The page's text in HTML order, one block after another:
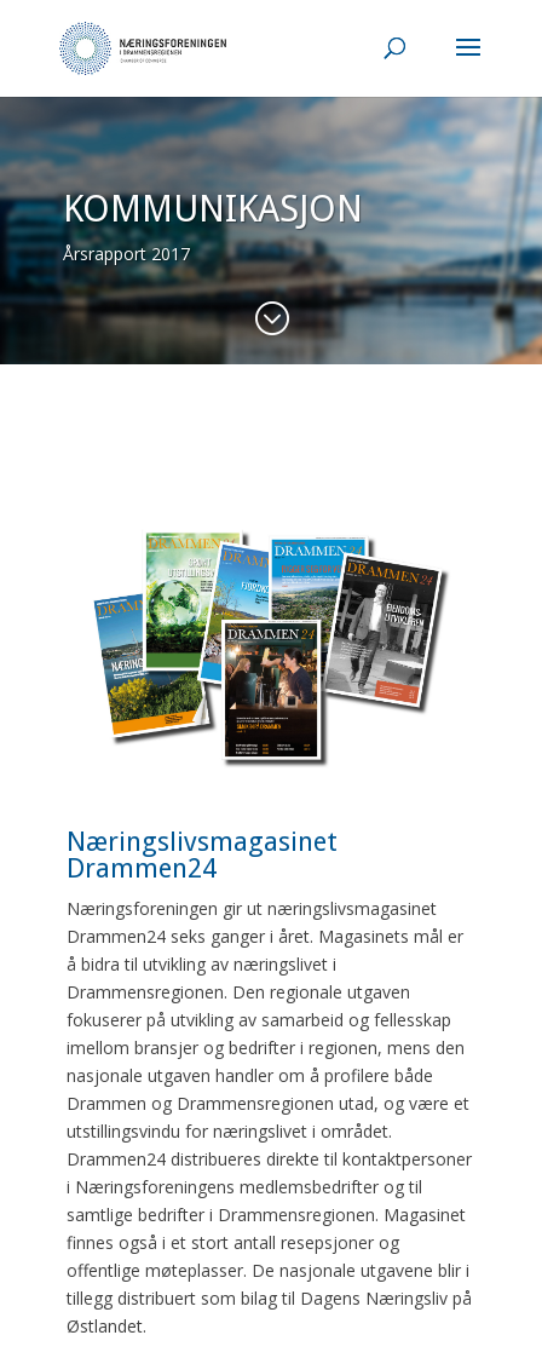
KOMMUNIKASJON
Årsrapport 2017
;
Næringslivsmagasinet
Drammen24
Næringsforeningen gir ut næringslivsmagasinet
Drammen24 seks ganger i året. Magasinets mål er
å bidra til utvikling av næringslivet i
Drammensregionen. Den regionale utgaven
fokuserer på utvikling av samarbeid og fellesskap
imellom bransjer og bedrifter i regionen, mens den
nasjonale utgaven handler om å profilere både
Drammen og Drammensregionen utad, og være et
utstillingsvindu for næringslivet i området.
Drammen24 distribueres direkte til kontaktpersoner
i Næringsforeningens medlemsbedrifter og til
samtlige bedrifter i Drammensregionen. Magasinet
finnes også i et stort antall resepsjoner og
offentlige møteplasser. De nasjonale utgavene blir i
tillegg distribuert som bilag til Dagens Næringsliv på
Østlandet.